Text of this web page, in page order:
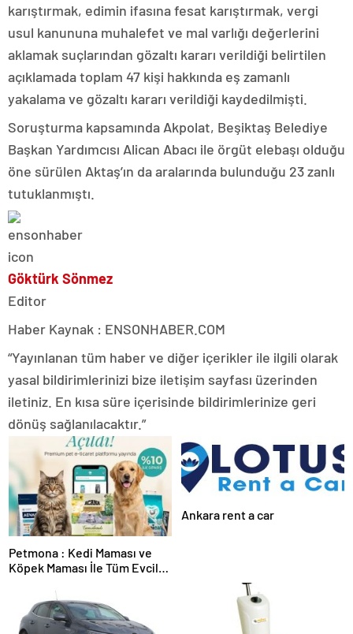
karıştırmak, edimin ifasına fesat karıştırmak, vergi
usul kanununa muhalefet ve mal varlığı değerlerini
aklamak suçlarından gözaltı kararı verildiği belirtilen
açıklamada toplam 47 kişi hakkında eş zamanlı
yakalama ve gözaltı kararı verildiği kaydedilmişti.
Soruşturma kapsamında Akpolat, Beşiktaş Belediye
Başkan Yardımcısı Alican Abacı ile örgüt elebaşı olduğu
öne sürülen Aktaş’ın da aralarında bulunduğu 23 zanlı
tutuklanmıştı.
Göktürk Sönmez
Editor
Haber Kaynak : ENSONHABER.COM
“Yayınlanan tüm haber ve diğer içerikler ile ilgili olarak
yasal bildirimlerinizi bize iletişim sayfası üzerinden
iletiniz. En kısa süre içerisinde bildirimlerinize geri
dönüş sağlanılacaktır.”
Petmona : Kedi Maması ve
Köpek Maması İle Tüm Evcil
Ankara rent a car